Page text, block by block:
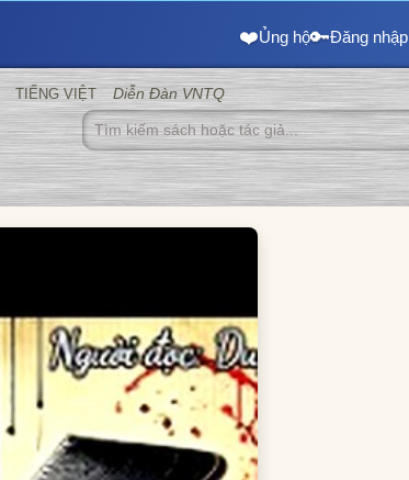
❤️Ủng hộ🔑Đăng nhập
TIẾNG VIỆT Diễn Đàn VNTQ